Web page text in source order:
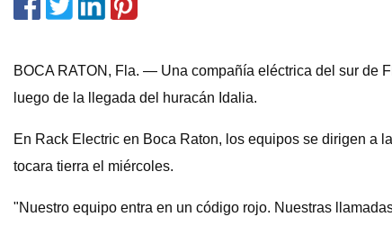
BOCA RATON, Fla. — Una compañía eléctrica del sur de
luego de la llegada del huracán Idalia.
En Rack Electric en Boca Raton, los equipos se dirigen a
tocara tierra el miércoles.
"Nuestro equipo entra en un código rojo. Nuestras